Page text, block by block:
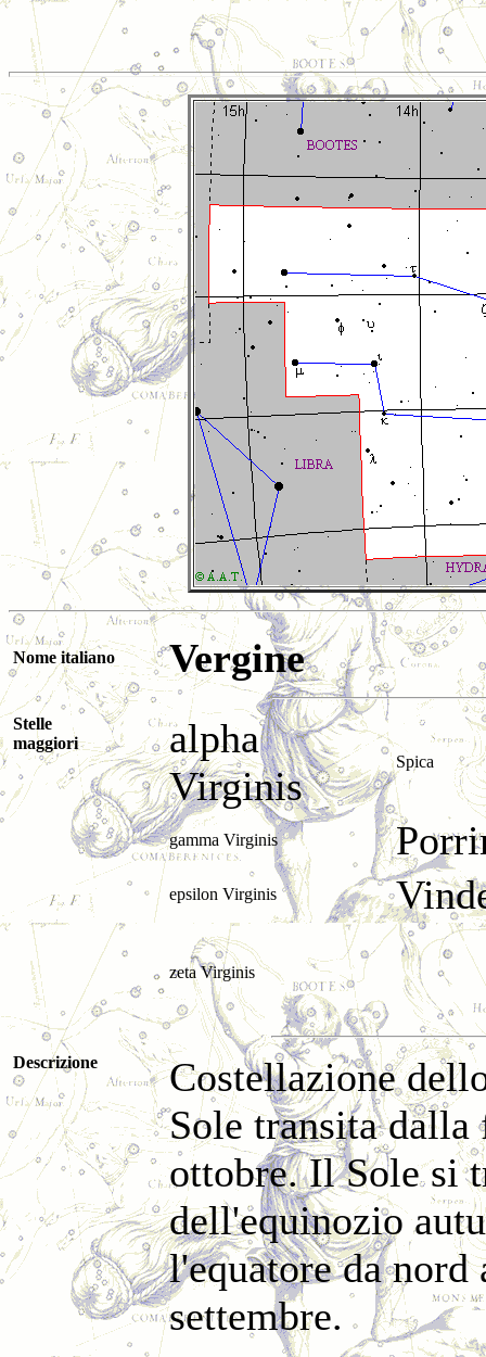
Nome italiano Vergine
Stelle
maggiori
alpha
Virginis
Spica
gamma Virginis
epsilon Virginis
zeta Virginis
Descrizione
Costellazione
Sole transita
ottobre. Il Sole si
dell'equinozio
l'equatore da nord
settembre.